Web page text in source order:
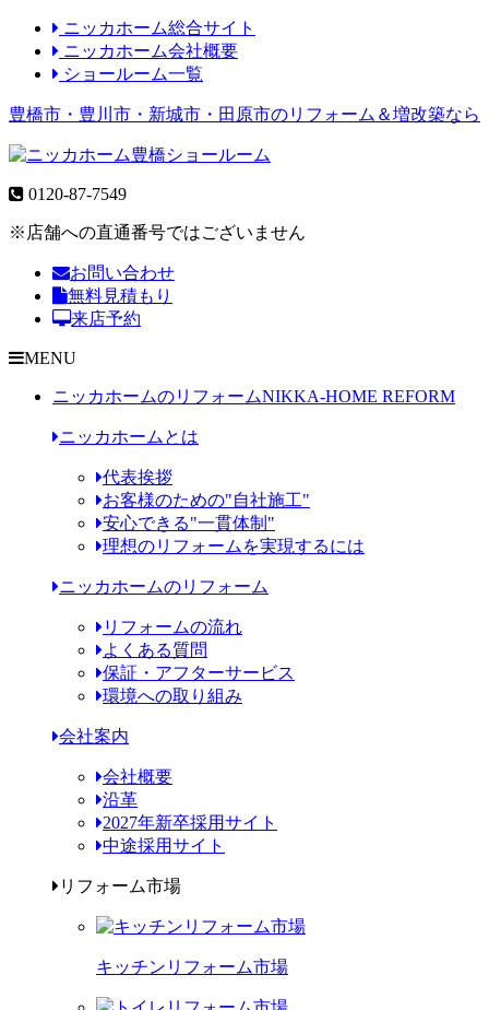
ニッカホーム総合サイト
ニッカホーム会社概要
ショールーム一覧
豊橋市・豊川市・新城市・田原市のリフォーム＆増改築なら
0120-87-7549
※店舗への直通番号ではございません
お問い合わせ
無料見積もり
来店予約
MENU
ニッカホームのリフォームNIKKA-HOME REFORM
ニッカホームとは
代表挨拶
お客様のための"自社施工"
安心できる"一貫体制"
理想のリフォームを実現するには
ニッカホームのリフォーム
リフォームの流れ
よくある質問
保証・アフターサービス
環境への取り組み
会社案内
会社概要
沿革
2027年新卒採用サイト
中途採用サイト
リフォーム市場
キッチンリフォーム市場